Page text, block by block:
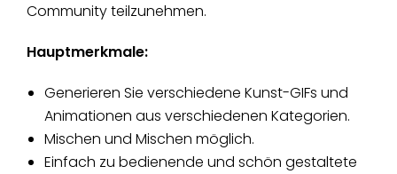
Community teilzunehmen.
Hauptmerkmale:
Generieren Sie verschiedene Kunst-GIFs und
Animationen aus verschiedenen Kategorien.
Mischen und Mischen möglich.
Einfach zu bedienende und schön gestaltete